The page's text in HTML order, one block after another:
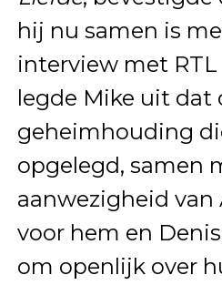
hij nu samen is
interview met
legde Mike uit dat
geheimhouding
opgelegd, samen
aanwezigheid van
voor hem en
om openlijk over